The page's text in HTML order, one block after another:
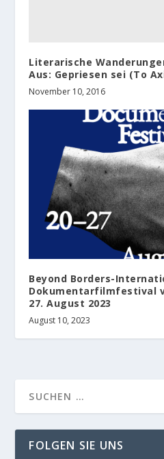
Literarische
Aus: Gepriesen sei (To
November 10, 2016
Beyond Borders-
Dokumentarfilmfestival
27. August 2023
August 10, 2023
FOLGEN SIE UNS